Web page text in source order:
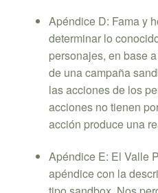
Apéndice D: Fama y
determinar lo
personajes, en base
de una campaña
las acciones de los
acciones no tienen
acción produce una
Apéndice E: El Valle
apéndice con la